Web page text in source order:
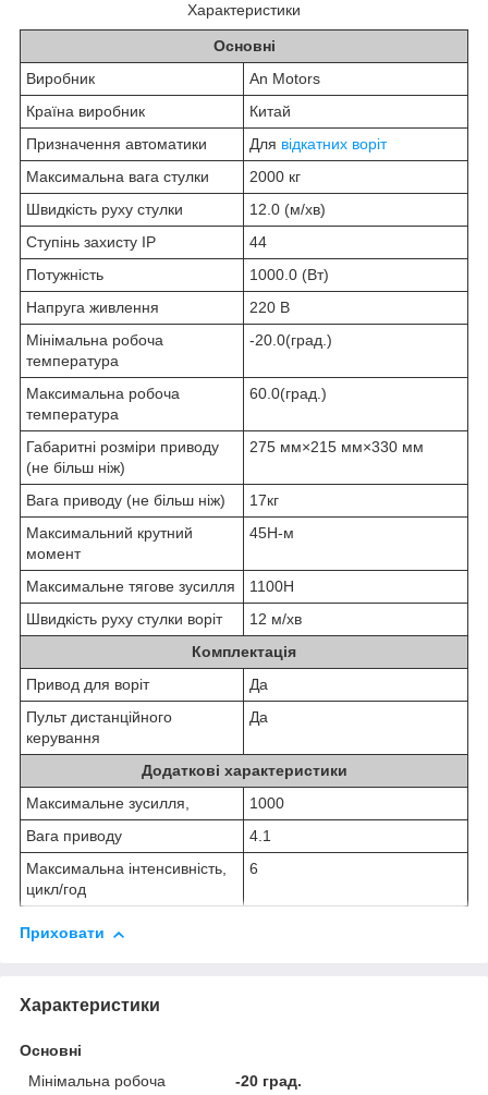
Характеристики
Основні
Виробник
An Motors
Країна виробник
Китай
Призначення автоматики
Для відкатних воріт
Максимальна вага стулки
2000 кг
Швидкість руху стулки
12.0 (м/хв)
Ступінь захисту IP
44
Потужність
1000.0 (Вт)
Напруга живлення
220 В
Мінімальна робоча
температура
-20.0(град.)
Максимальна робоча
температура
60.0(град.)
Габаритні розміри приводу
(не більш ніж)
275 мм×215 мм×330 мм
Вага приводу (не більш ніж)
17кг
Максимальний крутний
момент
45H-м
Максимальне тягове зусилля
1100H
Швидкість руху стулки воріт
12 м/хв
Комплектація
Привод для воріт
Да
Пульт дистанційного
керування
Да
Додаткові характеристики
Максимальне зусилля,
1000
Вага приводу
4.1
Максимальна інтенсивність,
цикл/год
6
Приховати
Характеристики
Основні
Мінімальна робоча
-20 град.